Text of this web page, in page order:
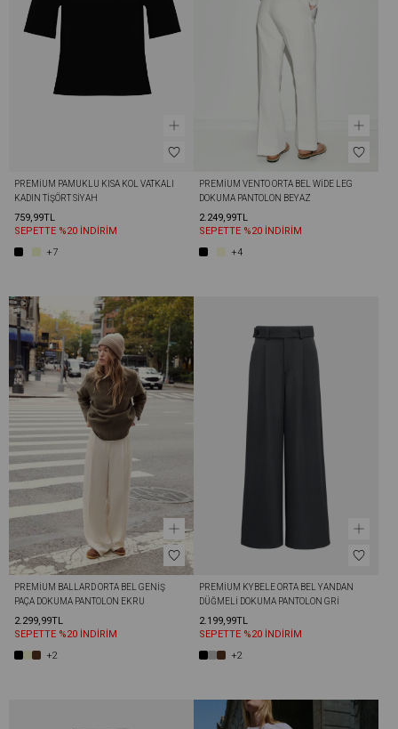
PREMIUM PAMUKLU KISA KOL VATKALI
KADIN TIŞÖRT SIYAH
759,99TL
SEPETTE %20 İNDİRİM
+7
PREMIUM VENTO ORTA BEL WIDE LEG
DOKUMA PANTOLON BEYAZ
2.249,99TL
SEPETTE %20 İNDİRİM
+4
PREMIUM BALLARD ORTA BEL GENIŞ
PAÇA DOKUMA PANTOLON EKRU
2.299,99TL
SEPETTE %20 İNDİRİM
+2
PREMIUM KYBELE ORTA BEL YANDAN
DÜĞMELI DOKUMA PANTOLON GRI
2.199,99TL
SEPETTE %20 İNDİRİM
+2